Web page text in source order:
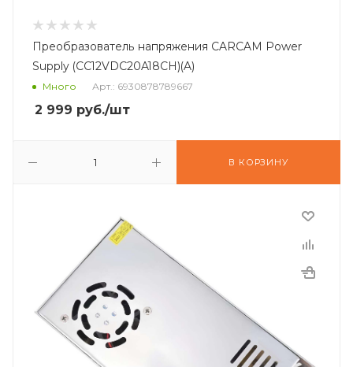
Преобразователь напряжения CARCAM Power
Supply (CC12VDC20A18CH)(A)
Много Арт.: 6930878789667
2 999 руб./шт
В КОРЗИНУ